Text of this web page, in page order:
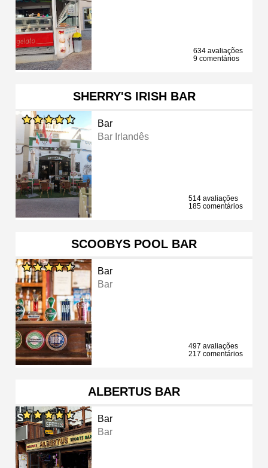
634 avaliações
9 comentários
SHERRY'S IRISH BAR
Bar
Bar Irlandês
514 avaliações
185 comentários
SCOOBYS POOL BAR
Bar
Bar
497 avaliações
217 comentários
ALBERTUS BAR
Bar
Bar